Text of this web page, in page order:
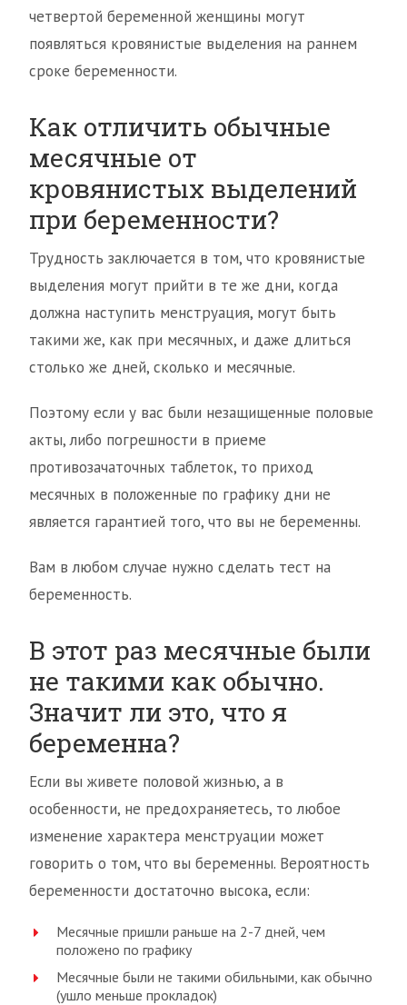
четвертой беременной женщины могут
появляться кровянистые выделения на раннем
сроке беременности.
Как отличить обычные
месячные от
кровянистых выделений
при беременности?
Трудность заключается в том, что кровянистые
выделения могут прийти в те же дни, когда
должна наступить менструация, могут быть
такими же, как при месячных, и даже длиться
столько же дней, сколько и месячные.
Поэтому если у вас были незащищенные половые
акты, либо погрешности в приеме
противозачаточных таблеток, то приход
месячных в положенные по графику дни не
является гарантией того, что вы не беременны.
Вам в любом случае нужно сделать тест на
беременность.
В этот раз месячные были
не такими как обычно.
Значит ли это, что я
беременна?
Если вы живете половой жизнью, а в
особенности, не предохраняетесь, то любое
изменение характера менструации может
говорить о том, что вы беременны. Вероятность
беременности достаточно высока, если:
Месячные пришли раньше на 2-7 дней, чем
положено по графику
Месячные были не такими обильными, как обычно
(ушло меньше прокладок)